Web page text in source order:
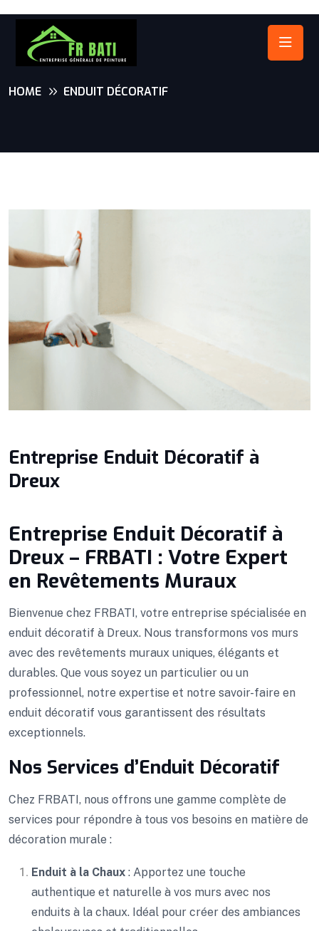
HOME ENDUIT DÉCORATIF
Entreprise Enduit Décoratif à
Dreux
Entreprise Enduit Décoratif à
Dreux – FRBATI : Votre Expert
en Revêtements Muraux
Bienvenue chez FRBATI, votre entreprise spécialisée en
enduit décoratif à Dreux. Nous transformons vos murs
avec des revêtements muraux uniques, élégants et
durables. Que vous soyez un particulier ou un
professionnel, notre expertise et notre savoir-faire en
enduit décoratif vous garantissent des résultats
exceptionnels.
Nos Services d’Enduit Décoratif
Chez FRBATI, nous offrons une gamme complète de
services pour répondre à tous vos besoins en matière de
décoration murale :
Enduit à la Chaux : Apportez une touche
authentique et naturelle à vos murs avec nos
enduits à la chaux. Idéal pour créer des ambiances